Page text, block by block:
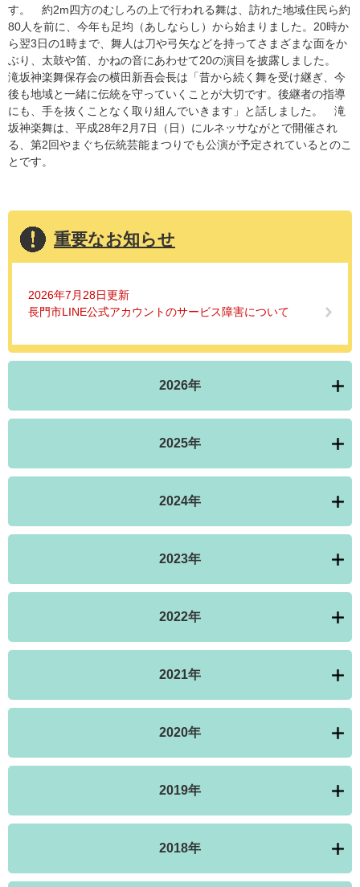
す。 約2m四方のむしろの上で行われる舞は、訪れた地域住民ら約
80人を前に、今年も足均（あしならし）から始まりました。20時か
ら翌3日の1時まで、舞人は刀や弓矢などを持ってさまざまな面をか
ぶり、太鼓や笛、かねの音にあわせて20の演目を披露しました。
滝坂神楽舞保存会の横田新吾会長は「昔から続く舞を受け継ぎ、今
後も地域と一緒に伝統を守っていくことが大切です。後継者の指導
にも、手を抜くことなく取り組んでいきます」と話しました。 滝
坂神楽舞は、平成28年2月7日（日）にルネッサながとで開催され
る、第2回やまぐち伝統芸能まつりでも公演が予定されているとのこ
とです。
重要なお知らせ
2026年7月28日更新
長門市LINE公式アカウントのサービス障害について
2026年
2025年
2024年
2023年
2022年
2021年
2020年
2019年
2018年